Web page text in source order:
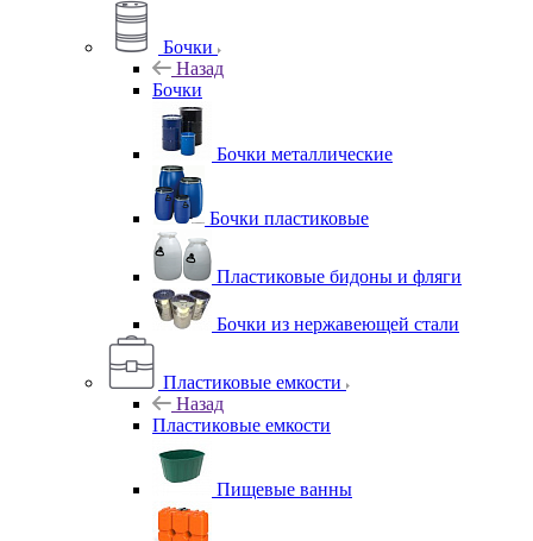
Бочки
Назад
Бочки
Бочки металлические
Бочки пластиковые
Пластиковые бидоны и фляги
Бочки из нержавеющей стали
Пластиковые емкости
Назад
Пластиковые емкости
Пищевые ванны